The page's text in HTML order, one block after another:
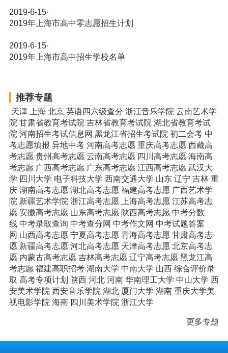
2019-6-15·
2019年上海市高中零志愿招生计划
2019-6-15·
2019年上海市高中招生学校名单
推荐专题
天津 上海 北京 英语四六级查分 浙江音乐学院 云南艺术学
院 甘肃省教育考试院 吉林省教育考试院 湖北省教育考试
院 河南招生考试信息网 黑龙江省招生考试院 初二会考 中
考志愿填报 异地中考 河南高考志愿 重庆高考志愿 西藏高
考志愿 贵州高考志愿 云南高考志愿 四川高考志愿 海南高
考志愿 广西高考志愿 广东高考志愿 江西高考志愿 武汉大
学 四川大学 电子科技大学 西南交通大学 山东 辽宁 吉林 重
庆 湖南高考志愿 湖北高考志愿 福建高考志愿 广西艺术学
院 新疆艺术学院 浙江高考志愿 上海高考志愿 江苏高考志
愿 安徽高考志愿 山东高考志愿 陕西高考志愿 中考分数
线 中考录取查询 中考查分网 中考作文网 中考试题答案
网 山西高考志愿 宁夏高考志愿 青海高考志愿 甘肃高考志
愿 新疆高考志愿 河北高考志愿 天津高考志愿 北京高考志
愿 内蒙古高考志愿 吉林高考志愿 辽宁高考志愿 黑龙江高
考志愿 福建高职招考 湖南大学 中南大学 山西 综合评价录
取 高考专项计划 陕西 河北 河南 华南理工大学 中山大学 西
安美术学院 西安音乐学院 湖北 厦门大学 湖南 重庆大学美
视电影学院 海南 四川美术学院 浙江大学
更多专题